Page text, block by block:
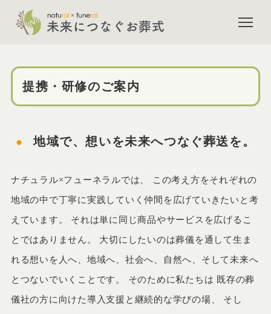
提携・研修のご案内 | ナチ
提携・研修のご案内
地域で、想いを未来へつなぐ葬送を。
ナチュラル×フューネラルでは、 この考え方をそれぞれの
地域の中で丁寧に実践していく仲間を広げていきたいと考
えています。 それは単に同じ商品やサービスを広げるこ
とではありません。 大切にしたいのは葬儀を通して生ま
れる想いを人へ、地域へ、社会へ、自然へ、そして未来へ
とつないでいくことです。 そのために私たちは 既存の葬
儀社の方に向けた導入支援と継続的な学びの場、 そし